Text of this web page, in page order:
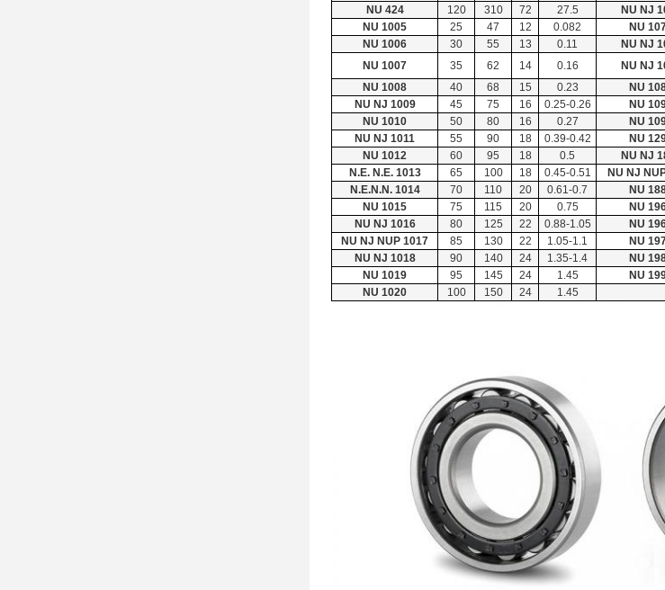
NU 424
120 310 72 27.5 NU NJ
NU 1005
25 47 12 0.082 NU
NU 1006
30 55 13 0.11 NU NJ
NU 1007
35 62 14 0.16 NU NJ
NU 1008
40 68 15 0.23 NU
NU NJ 1009
45 75 16 0.25-0.26 NU
NU 1010
50 80 16 0.27 NU
NU NJ 1011
55 90 18 0.39-0.42 NU
NU 1012
60 95 18 0.5 NU NJ
N.E. N.E. 1013
65 100 18 0.45-0.51 NU NJ
N.E.N.N. 1014
70 110 20 0.61-0.7 NU
NU 1015
75 115 20 0.75 NU
NU NJ 1016
80 125 22 0.88-1.05 NU
NU NJ NUP 1017
85 130 22 1.05-1.1 NU
NU NJ 1018
90 140 24 1.35-1.4 NU
NU 1019
95 145 24 1.45 NU
NU 1020
100 150 24 1.45